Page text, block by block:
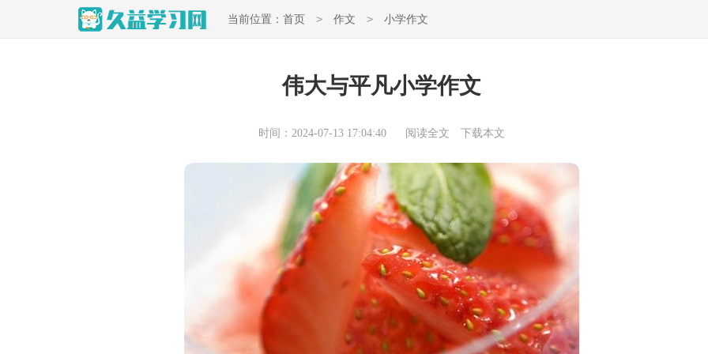
当前位置： 首页 > 作文 > 小学作文
伟大与平凡小学作文
时间：2024-07-13 17:04:40 阅读全文 下载本文